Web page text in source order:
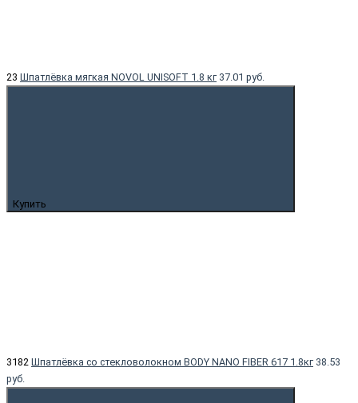
23 Шпатлёвка мягкая NOVOL UNISOFT 1.8 кг 37.01 руб.
Купить
3182 Шпатлёвка со стекловолокном BODY NANO FIBER 617 1.8кг 38.53
руб.